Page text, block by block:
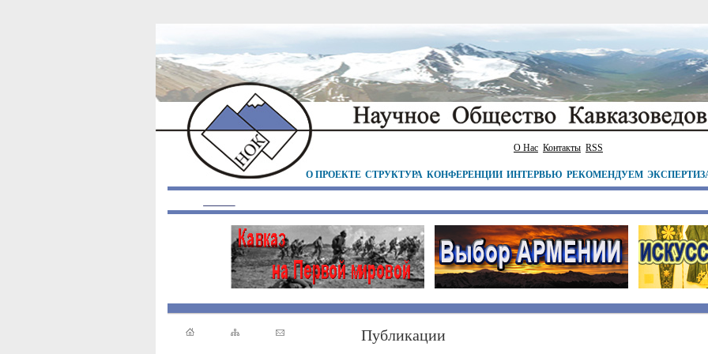
О Нас Контакты RSS
О ПРОЕКТЕ СТРУКТУРА КОНФЕРЕНЦИИ ИНТЕРВЬЮ РЕКОМЕНДУЕМ
Публикации